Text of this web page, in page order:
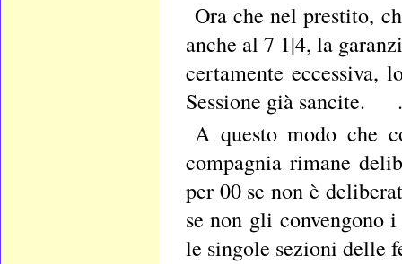
Ora che nel prestito,
anche al 7 1|4, la
certamente eccessiva,
Sessione già sancite. .
A questo modo che
compagnia rimane
per 00 se non è
se non gli convengono
le singole sezioni delle